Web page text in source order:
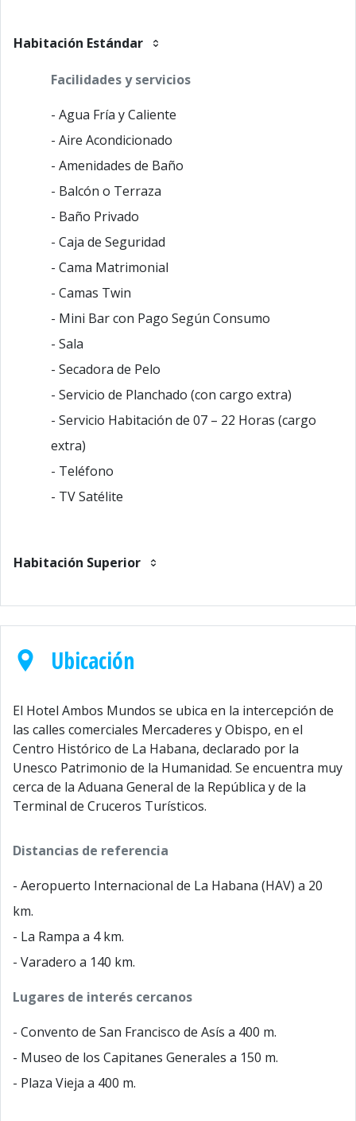
Habitación Estándar
Facilidades y servicios
- Agua Fría y Caliente
- Aire Acondicionado
- Amenidades de Baño
- Balcón o Terraza
- Baño Privado
- Caja de Seguridad
- Cama Matrimonial
- Camas Twin
- Mini Bar con Pago Según Consumo
- Sala
- Secadora de Pelo
- Servicio de Planchado (con cargo extra)
- Servicio Habitación de 07 – 22 Horas (cargo
extra)
- Teléfono
- TV Satélite
Habitación Superior
Ubicación
El Hotel Ambos Mundos se ubica en la intercepción de
las calles comerciales Mercaderes y Obispo, en el
Centro Histórico de La Habana, declarado por la
Unesco Patrimonio de la Humanidad. Se encuentra muy
cerca de la Aduana General de la República y de la
Terminal de Cruceros Turísticos.
Distancias de referencia
- Aeropuerto Internacional de La Habana (HAV) a 20
km.
- La Rampa a 4 km.
- Varadero a 140 km.
Lugares de interés cercanos
- Convento de San Francisco de Asís a 400 m.
- Museo de los Capitanes Generales a 150 m.
- Plaza Vieja a 400 m.